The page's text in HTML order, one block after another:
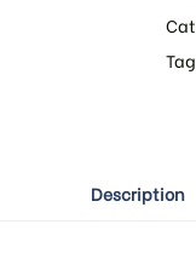
Description